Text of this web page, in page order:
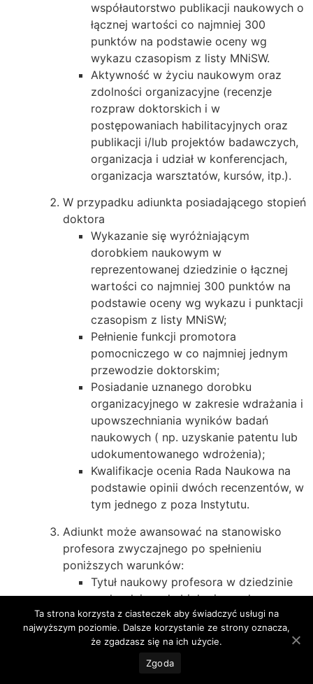
współautorstwo publikacji naukowych o
łącznej wartości co najmniej 300
punktów na podstawie oceny wg
wykazu czasopism z listy MNiSW.
Aktywność w życiu naukowym oraz
zdolności organizacyjne (recenzje
rozpraw doktorskich i w
postępowaniach habilitacyjnych oraz
publikacji i/lub projektów badawczych,
organizacja i udział w konferencjach,
organizacja warsztatów, kursów, itp.).
W przypadku adiunkta posiadającego stopień
doktora
Wykazanie się wyróżniającym
dorobkiem naukowym w
reprezentowanej dziedzinie o łącznej
wartości co najmniej 300 punktów na
podstawie oceny wg wykazu i punktacji
czasopism z listy MNiSW;
Pełnienie funkcji promotora
pomocniczego w co najmniej jednym
przewodzie doktorskim;
Posiadanie uznanego dorobku
organizacyjnego w zakresie wdrażania i
upowszechniania wyników badań
naukowych ( np. uzyskanie patentu lub
udokumentowanego wdrożenia);
Kwalifikacje ocenia Rada Naukowa na
podstawie opinii dwóch recenzentów, w
tym jednego z poza Instytutu.
Adiunkt może awansować na stanowisko
profesora zwyczajnego po spełnieniu
poniższych warunków:
Tytuł naukowy profesora w dziedzinie
nauk rolniczych, biologicznych,
chemicznych lub ekonomicznych.
Gotowość do podjęcia problematyki
badawczej uzasadnionej potrzebami
Ta strona korzysta z ciasteczek aby świadczyć usługi na
najwyższym poziomie. Dalsze korzystanie ze strony oznacza,
że zgadzasz się na ich użycie.
Zgoda